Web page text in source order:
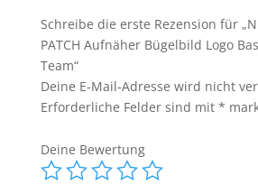
Aufnäher
Bügelbild
Logo
Basketball
US
Team
Menge
Schreibe die erste Rezension für
PATCH Aufnäher Bügelbild Logo
Team“
Deine E-Mail-Adresse wird nicht
Erforderliche Felder sind mit *
Deine Bewertung